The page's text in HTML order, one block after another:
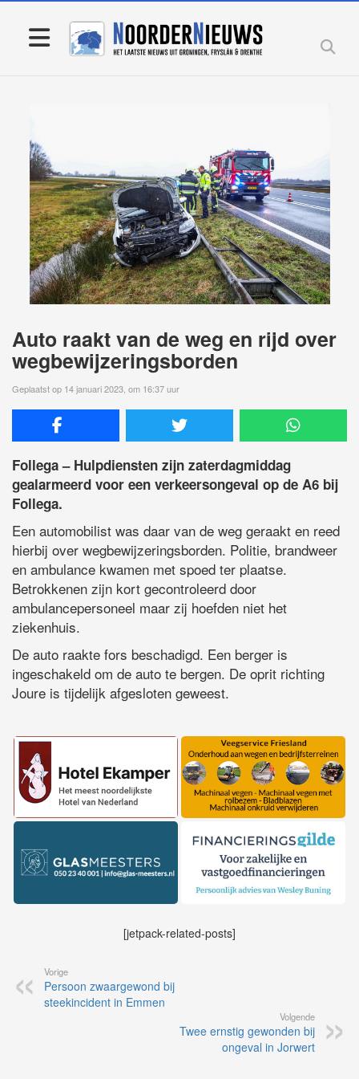
Auto raakt van de weg en rijd over
wegbewijzeringsborden
Geplaatst op 14 januari 2023, om 16:37 uur
Follega – Hulpdiensten zijn zaterdagmiddag
gealarmeerd voor een verkeersongeval op de A6 bij
Follega.
Een automobilist was daar van de weg geraakt en reed
hierbij over wegbewijzeringsborden. Politie, brandweer
en ambulance kwamen met spoed ter plaatse.
Betrokkenen zijn kort gecontroleerd door
ambulancepersoneel maar zij hoefden niet het
ziekenhuis.
De auto raakte fors beschadigd. Een berger is
ingeschakeld om de auto te bergen. De oprit richting
Joure is tijdelijk afgesloten geweest.
[jetpack-related-posts]
Vorige
Persoon zwaargewond bij
steekincident in Emmen
Volgende
Twee ernstig gewonden bij
ongeval in Jorwert